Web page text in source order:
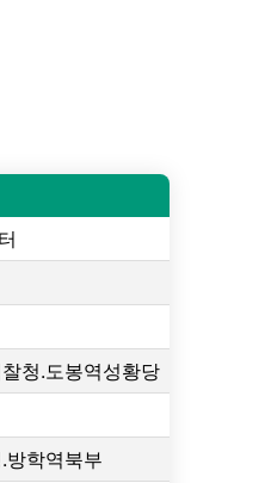
청.도봉역성황당
방학역북부